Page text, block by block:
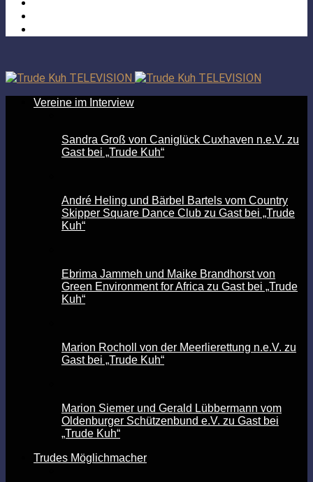
Vereine im Interview
Sandra Groß von Caniglück Cuxhaven n.e.V. zu
Gast bei „Trude Kuh“
André Heling und Bärbel Bartels vom Country
Skipper Square Dance Club zu Gast bei „Trude
Kuh“
Ebrima Jammeh und Maike Brandhorst von
Green Environment for Africa zu Gast bei „Trude
Kuh“
Marion Rocholl von der Meerlierettung n.e.V. zu
Gast bei „Trude Kuh“
Marion Siemer und Gerald Lübbermann vom
Oldenburger Schützenbund e.V. zu Gast bei
„Trude Kuh“
Trudes Möglichmacher